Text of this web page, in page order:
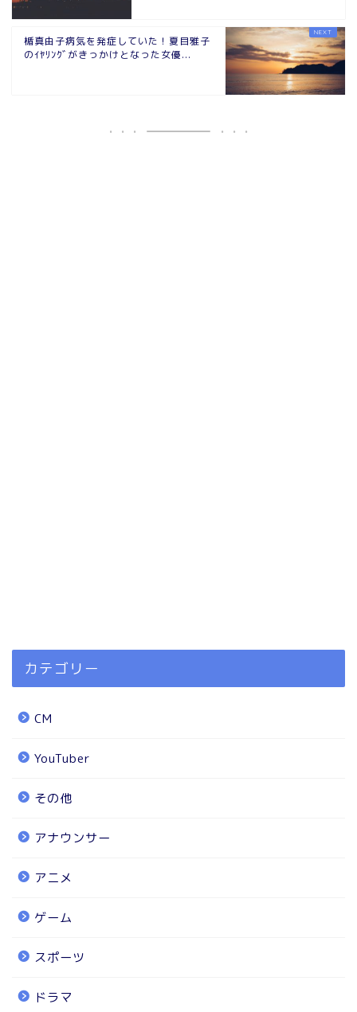
楯真由子病気を発症していた！夏目雅子
のｲﾔﾘﾝｸﾞがきっかけとなった女優...
カテゴリー
CM
YouTuber
その他
アナウンサー
アニメ
ゲーム
スポーツ
ドラマ